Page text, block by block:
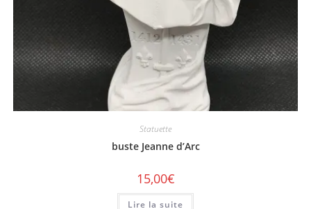
Statuette
buste Jeanne d’Arc
15,00€
Lire la suite